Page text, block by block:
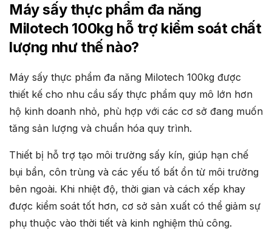
Máy sấy thực phẩm đa năng
Milotech 100kg hỗ trợ kiểm soát chất
lượng như thế nào?
Máy sấy thực phẩm đa năng Milotech 100kg được
thiết kế cho nhu cầu sấy thực phẩm quy mô lớn hơn
hộ kinh doanh nhỏ, phù hợp với các cơ sở đang muốn
tăng sản lượng và chuẩn hóa quy trình.
Thiết bị hỗ trợ tạo môi trường sấy kín, giúp hạn chế
bụi bẩn, côn trùng và các yếu tố bất ổn từ môi trường
bên ngoài. Khi nhiệt độ, thời gian và cách xếp khay
được kiểm soát tốt hơn, cơ sở sản xuất có thể giảm sự
phụ thuộc vào thời tiết và kinh nghiệm thủ công.